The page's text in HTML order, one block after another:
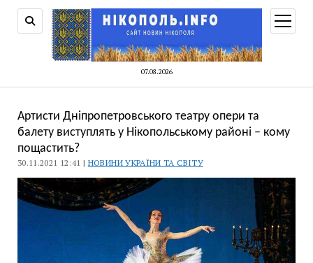
07.08.2026
меню
Артисти Дніпропетровського театру опери та
балету виступлять у Нікопольському районі – кому
пощастить?
30.11.2021 12:41 | НОВИНИ УКРАЇНИ ТА СВІТУ